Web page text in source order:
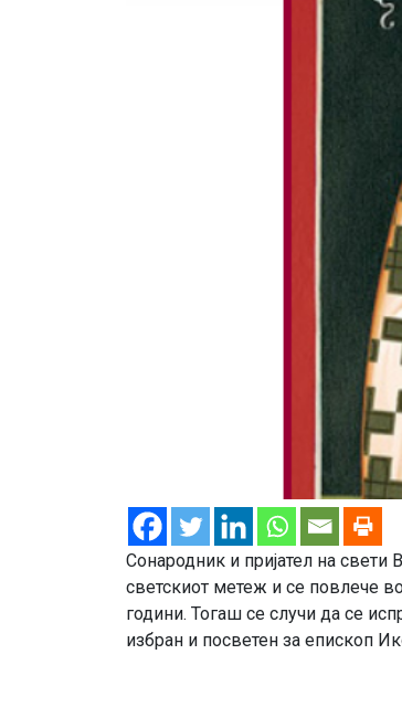
Сонародник и пријател на свети
светскиот метеж и се повлече
години. Тогаш се случи да се
избран и посветен за епископ